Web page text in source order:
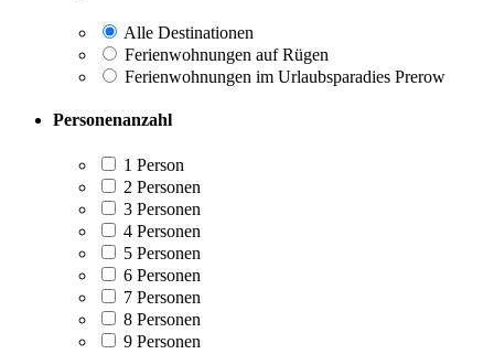
Alle Destinationen
Ferienwohnungen auf Rügen
Ferienwohnungen im Urlaubsparadies Prerow
Personenanzahl
1 Person
2 Personen
3 Personen
4 Personen
5 Personen
6 Personen
7 Personen
8 Personen
9 Personen